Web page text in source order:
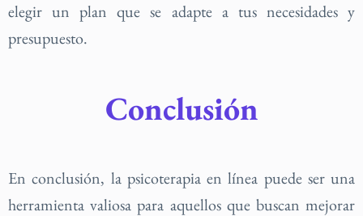
elegir un plan que se adapte a tus necesidades y
presupuesto.
Conclusión
En conclusión, la psicoterapia en línea puede ser una
herramienta valiosa para aquellos que buscan mejorar